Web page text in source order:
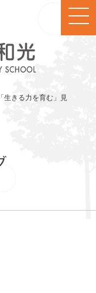
きる力を育む」見